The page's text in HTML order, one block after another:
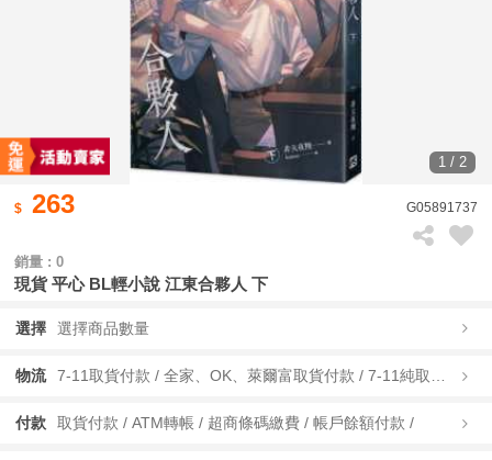
1 / 2
263 G05891737
銷量 : 0
現貨 平心 BL輕小說 江東合夥人 下
選擇 選擇商品數量
物流
付款 取貨付款 / ATM轉帳 / 超商條碼繳費 / 帳戶餘額付款 /